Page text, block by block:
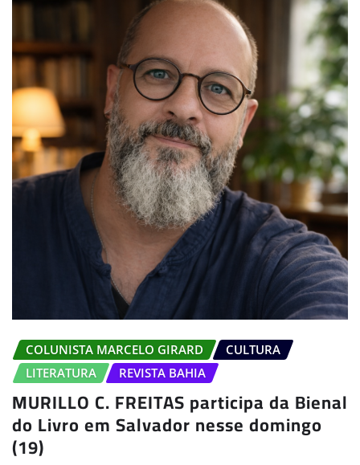
COLUNISTA MARCELO GIRARD
CULTURA
LITERATURA
REVISTA BAHIA
MURILLO C. FREITAS participa da Bienal
do Livro em Salvador nesse domingo
(19)